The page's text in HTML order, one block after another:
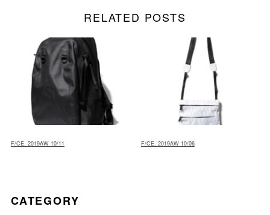
RELATED POSTS
F/CE. 2019AW 10/11 F/CE. 2019AW 10/06
CATEGORY